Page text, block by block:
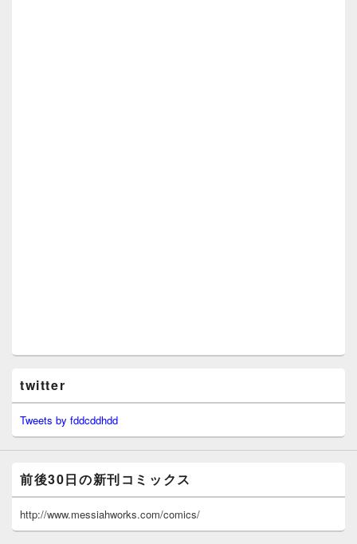
twitter
Tweets by fddcddhdd
前後30日の新刊コミックス
http://www.messiahworks.com/comics/